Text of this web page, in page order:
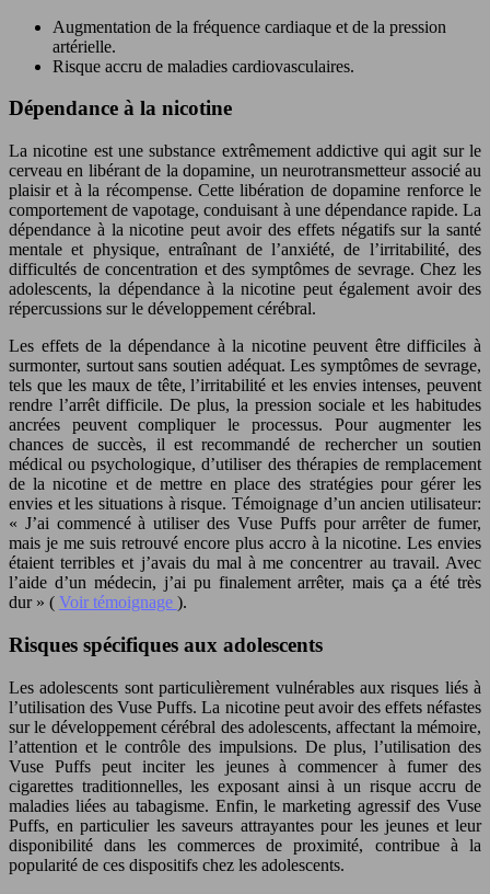
Augmentation de la fréquence cardiaque et de la pression
artérielle.
Risque accru de maladies cardiovasculaires.
Dépendance à la nicotine
La nicotine est une substance extrêmement addictive qui agit sur le
cerveau en libérant de la dopamine, un neurotransmetteur associé au
plaisir et à la récompense. Cette libération de dopamine renforce le
comportement de vapotage, conduisant à une dépendance rapide. La
dépendance à la nicotine peut avoir des effets négatifs sur la santé
mentale et physique, entraînant de l’anxiété, de l’irritabilité, des
difficultés de concentration et des symptômes de sevrage. Chez les
adolescents, la dépendance à la nicotine peut également avoir des
répercussions sur le développement cérébral.
Les effets de la dépendance à la nicotine peuvent être difficiles à
surmonter, surtout sans soutien adéquat. Les symptômes de sevrage,
tels que les maux de tête, l’irritabilité et les envies intenses, peuvent
rendre l’arrêt difficile. De plus, la pression sociale et les habitudes
ancrées peuvent compliquer le processus. Pour augmenter les
chances de succès, il est recommandé de rechercher un soutien
médical ou psychologique, d’utiliser des thérapies de remplacement
de la nicotine et de mettre en place des stratégies pour gérer les
envies et les situations à risque. Témoignage d’un ancien utilisateur:
« J’ai commencé à utiliser des Vuse Puffs pour arrêter de fumer,
mais je me suis retrouvé encore plus accro à la nicotine. Les envies
étaient terribles et j’avais du mal à me concentrer au travail. Avec
l’aide d’un médecin, j’ai pu finalement arrêter, mais ça a été très
dur » ( Voir témoignage ).
Risques spécifiques aux adolescents
Les adolescents sont particulièrement vulnérables aux risques liés à
l’utilisation des Vuse Puffs. La nicotine peut avoir des effets néfastes
sur le développement cérébral des adolescents, affectant la mémoire,
l’attention et le contrôle des impulsions. De plus, l’utilisation des
Vuse Puffs peut inciter les jeunes à commencer à fumer des
cigarettes traditionnelles, les exposant ainsi à un risque accru de
maladies liées au tabagisme. Enfin, le marketing agressif des Vuse
Puffs, en particulier les saveurs attrayantes pour les jeunes et leur
disponibilité dans les commerces de proximité, contribue à la
popularité de ces dispositifs chez les adolescents.